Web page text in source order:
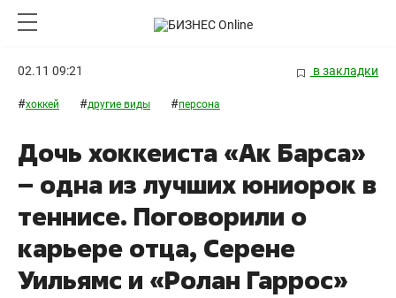
02.11 09:21 в закладки
#хоккей #другие виды #персона
Дочь хоккеиста «Ак Барса»
– одна из лучших юниорок в
теннисе. Поговорили о
карьере отца, Серене
Уильямс и «Ролан Гаррос»